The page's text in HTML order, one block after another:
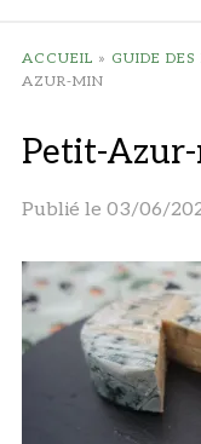
ACCUEIL » GUIDE
AZUR-MIN
Petit-
Publié le 03/06/